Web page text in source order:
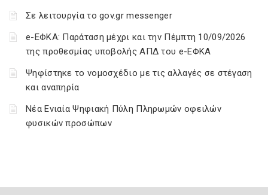
Σε λειτουργία το gov.gr messenger
e-ΕΦΚΑ: Παράταση μέχρι και την Πέμπτη 10/09/2026
της προθεσμίας υποβολής ΑΠΔ του e-ΕΦΚΑ
Ψηφίστηκε το νομοσχέδιο με τις αλλαγές σε στέγαση
και αναπηρία
Νέα Ενιαία Ψηφιακή Πύλη Πληρωμών οφειλών
φυσικών προσώπων